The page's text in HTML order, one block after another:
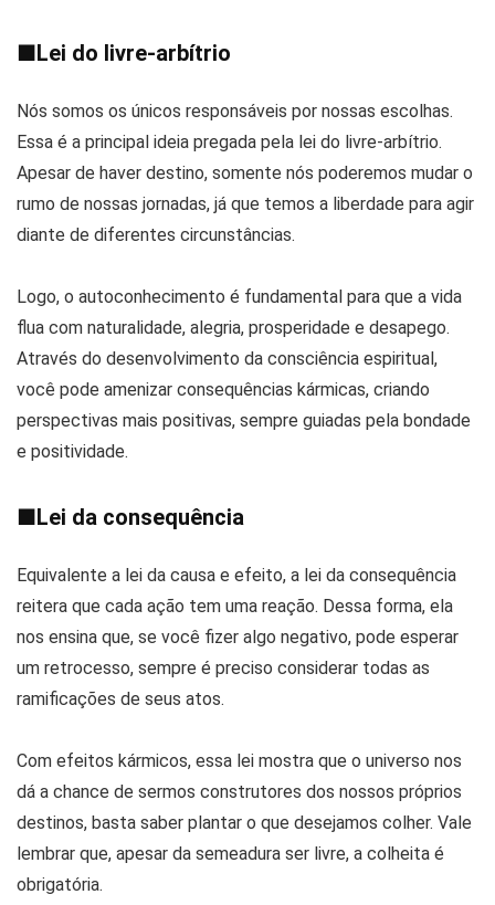
■Lei do livre-arbítrio
Nós somos os únicos responsáveis por nossas escolhas.
Essa é a principal ideia pregada pela lei do livre-arbítrio.
Apesar de haver destino, somente nós poderemos mudar o
rumo de nossas jornadas, já que temos a liberdade para agir
diante de diferentes circunstâncias.
Logo, o autoconhecimento é fundamental para que a vida
flua com naturalidade, alegria, prosperidade e desapego.
Através do desenvolvimento da consciência espiritual,
você pode amenizar consequências kármicas, criando
perspectivas mais positivas, sempre guiadas pela bondade
e positividade.
■Lei da consequência
Equivalente a lei da causa e efeito, a lei da consequência
reitera que cada ação tem uma reação. Dessa forma, ela
nos ensina que, se você fizer algo negativo, pode esperar
um retrocesso, sempre é preciso considerar todas as
ramificações de seus atos.
Com efeitos kármicos, essa lei mostra que o universo nos
dá a chance de sermos construtores dos nossos próprios
destinos, basta saber plantar o que desejamos colher. Vale
lembrar que, apesar da semeadura ser livre, a colheita é
obrigatória.